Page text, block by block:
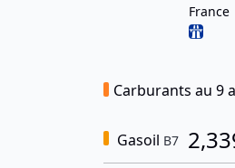
France
Carburants au 9
Gasoil B7